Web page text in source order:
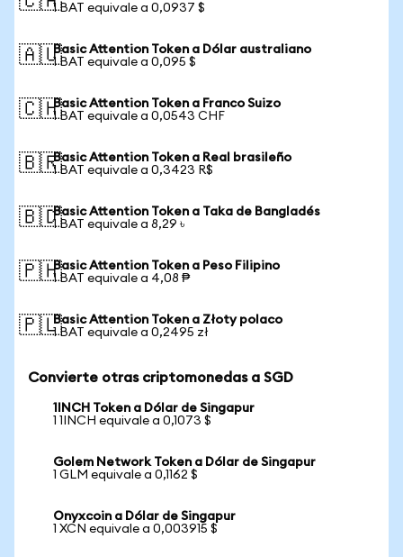
1 BAT equivale a 0,0937 $
🇦🇺Basic Attention Token a Dólar australiano
1 BAT equivale a 0,095 $
🇨🇭Basic Attention Token a Franco Suizo
1 BAT equivale a 0,0543 CHF
🇧🇷Basic Attention Token a Real brasileño
1 BAT equivale a 0,3423 R$
🇧🇩Basic Attention Token a Taka de Bangladés
1 BAT equivale a 8,29 ৳
🇵🇭Basic Attention Token a Peso Filipino
1 BAT equivale a 4,08 ₱
🇵🇱Basic Attention Token a Złoty polaco
1 BAT equivale a 0,2495 zł
Convierte otras criptomonedas a SGD
1INCH Token a Dólar de Singapur
1 1INCH equivale a 0,1073 $
Golem Network Token a Dólar de Singapur
1 GLM equivale a 0,1162 $
Onyxcoin a Dólar de Singapur
1 XCN equivale a 0,003915 $